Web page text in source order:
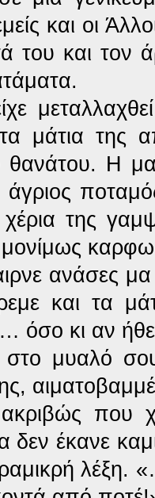
και οι
του και τον
τα μάτια
Η
άγριος
χέρια της
ανάσες
και τα
όσο κι αν
μυαλό
που
δεν έκανε
λέξη.